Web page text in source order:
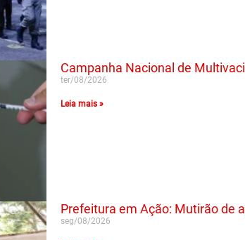
Campanha Nacional de
ter/08/2026
Leia mais »
Prefeitura em Ação: Mutirão de
seg/08/2026